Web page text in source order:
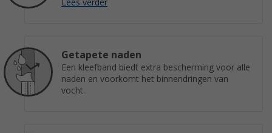
Lees verder
Getapete naden
Een kleefband biedt extra bescherming voor alle
naden en voorkomt het binnendringen van
vocht.